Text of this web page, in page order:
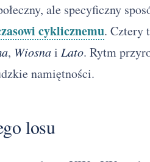
ale specyficzny
cyklicznemu. Cztery
, Wiosnai Lato. Rytm
namiętności.
losu